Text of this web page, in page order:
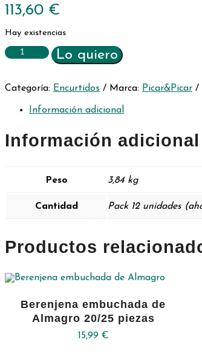
113,60 €
Hay existencias
Guilda
con
320
unidades
cantidad
Lo quiero
Categoría: Encurtidos Marca: Picar&Picar
Información adicional
Información adicional
Peso 3,84 kg
Cantidad Pack 12 unidades
Productos
Berenjena embuchada de
Almagro 20/25 piezas
15,99 €